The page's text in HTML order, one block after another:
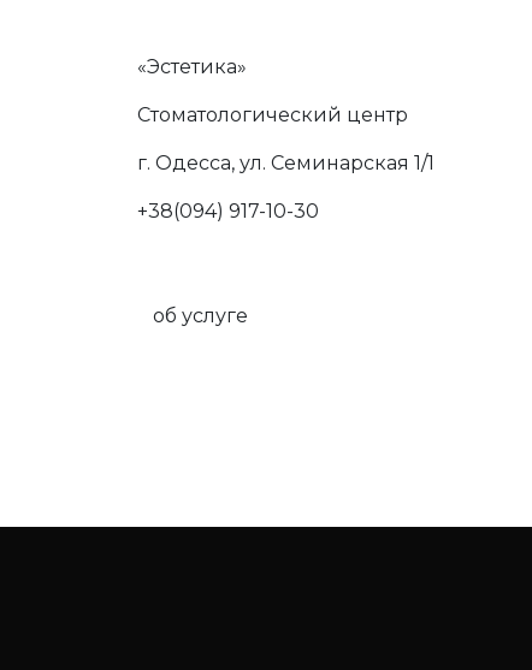
«Эстетика»
Стоматологический центр
г. Одесса, ул. Семинарская 1/1
+38(094) 917-10-30
об услуге